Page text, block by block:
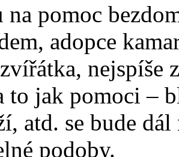
na pomoc
adopce
nejspíše
to jak pomoci –
atd. se bude
podoby.